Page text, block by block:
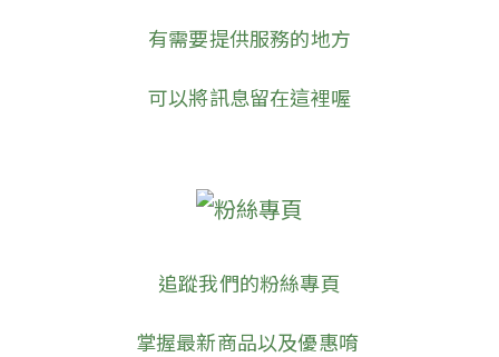
有需要提供服務的地方
可以將訊息留在這裡喔
粉絲專頁
追蹤我們的粉絲專頁
掌握最新商品以及優惠唷